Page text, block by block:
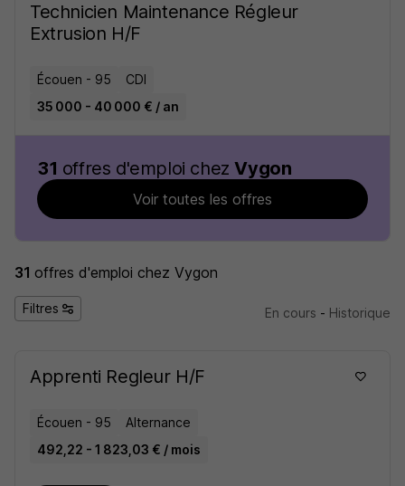
Technicien Maintenance Régleur
Extrusion H/F
Écouen - 95
CDI
35 000 - 40 000 € / an
31 offres d'emploi chezVygon
Voir toutes les offres
31 offres d'emploi chez Vygon
Filtres En cours - Historique
Apprenti Regleur H/F
Écouen - 95
Alternance
492,22 - 1 823,03 € / mois